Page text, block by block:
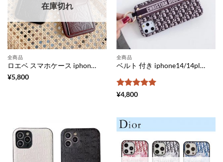
在庫切れ
全商品
ロエベ スマホケース iphone12 カード 入れる LOEWE iphoneケ12mini/11proース チェーン スマートフォンケースxs/x お揃い iphone11/xs max 携帯カバー 背面収納 可愛い
¥5,800
全商品
ベルト 付き iphone14/14plus/13pro max ケース ペア 大人 ディオール iphone12/12miniケース dior オブリーク アイフォン11pro max/se2 携帯カバー スタンド 機能 スマホケースxr/x お揃い
5段階中
¥4,800